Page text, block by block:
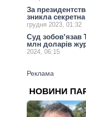
За
зникла
грудня 2023, 01:32
Суд зобов'язав
млн доларів
2024, 06:15